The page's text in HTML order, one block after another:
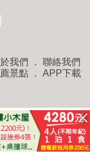
我們 ． 聯絡我們
景點． APP下載